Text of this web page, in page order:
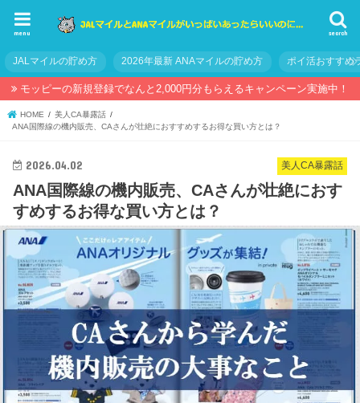
search
menu
JALマイルの貯め方 2026年最新 ANAマイルの貯め方 ポイ活おすすめ
モッピーの新規登録でなんと2,000円分もらえるキャンペーン実施中！
HOME
美人CA暴露話
ANA国際線の機内販売、CAさんが壮絶におすすめするお得な買い方とは？
美人CA暴露話
2026.04.02
ANA国際線の機内販売、CAさんが壮絶におす
すめするお得な買い方とは？